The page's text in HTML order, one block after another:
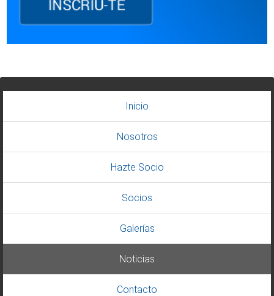
Inicio
Nosotros
Hazte Socio
Socios
Galerías
Noticias
Contacto